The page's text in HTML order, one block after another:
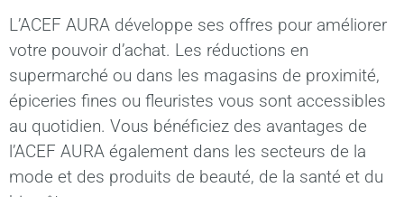
L’ACEF AURA développe ses offres pour améliorer
votre pouvoir d’achat. Les réductions en
supermarché ou dans les magasins de proximité,
épiceries fines ou fleuristes vous sont accessibles
au quotidien. Vous bénéficiez des avantages de
l’ACEF AURA également dans les secteurs de la
mode et des produits de beauté, de la santé et du